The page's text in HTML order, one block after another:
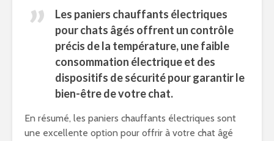
Les paniers chauffants électriques
pour chats âgés offrent un contrôle
précis de la température, une faible
consommation électrique et des
dispositifs de sécurité pour garantir le
bien-être de votre chat.
En résumé, les paniers chauffants électriques sont
une excellente option pour offrir à votre chat âgé